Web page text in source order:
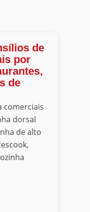
de
por
de
comerciais
dorsal
de alto